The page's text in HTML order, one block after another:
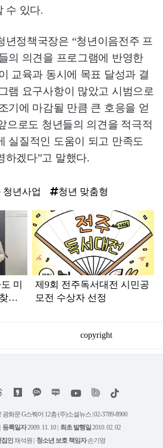
수 있다.
년정책국장은 “청년이음전주 프
의 의견을 프로그램에 반영한
교육과 동시에 목표 달성과 결
램 요구사항이 많았고 시범으로
기에 마감될 만큼 큰 호응을 얻
으로도 청년들의 의견을 적극적
실질적인 도움이 되고 만족도
하겠다”고 말했다.
청년사업 청년 맞춤형
미
아
제9회 전주독서대전 시민공
모전 수상자 선정
copyright
위
트
리
유
튜
틱
화문 G스퀘어 12층 (주)소셜뉴스 | 02-3789-8900
등록일자2009. 11. 10 | 최초 발행일2010. 02. 02
집인채석원 | 청소년 보호 책임자손기영